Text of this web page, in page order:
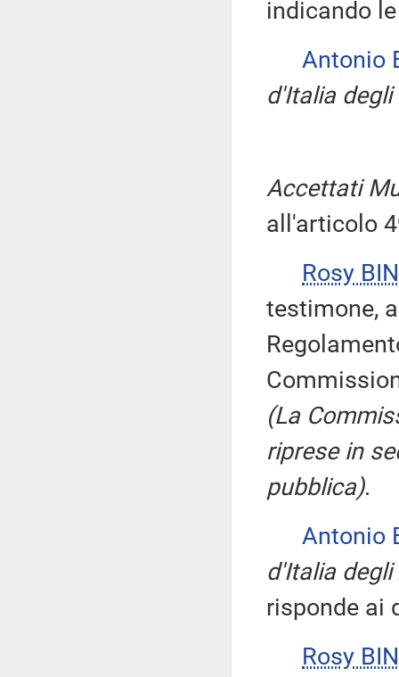
indicando
Antonio
d'Italia
Accettati
all'articolo
Rosy
testimone,
(La
riprese in
pubblica).
Antonio
d'Italia
risponde ai
Rosy